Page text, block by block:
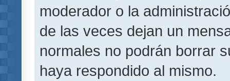
moderador o la
de las veces dejan un
normales no podrán borrar
haya respondido al mismo.